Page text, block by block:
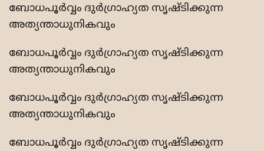
ബോധപൂര്‍വ്വം ദുര്‍ഗ്രാഹ്യത സൃഷ്ടിക്കുന്ന
അത്യന്താധുനികവും
ബോധപൂര്‍വ്വം ദുര്‍ഗ്രാഹ്യത സൃഷ്ടിക്കുന്ന
അത്യന്താധുനികവും
ബോധപൂര്‍വ്വം ദുര്‍ഗ്രാഹ്യത സൃഷ്ടിക്കുന്ന
അത്യന്താധുനികവും
ബോധപൂര്‍വ്വം ദുര്‍ഗ്രാഹ്യത സൃഷ്ടിക്കുന്ന